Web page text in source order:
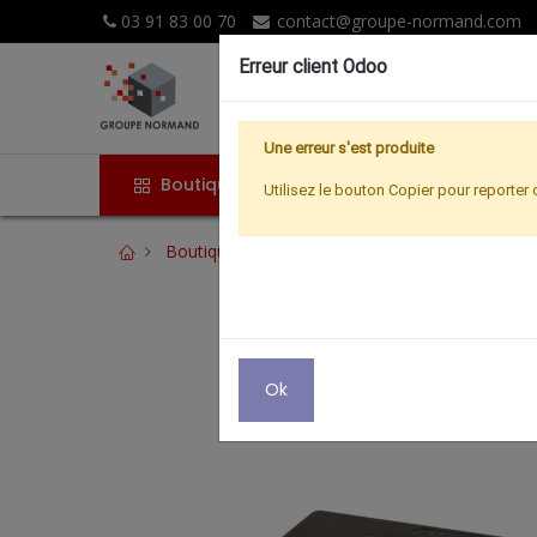
03 91 83 00 70 contact@groupe-normand.com
Boutique Accueil
Boutique
Erreur client Odoo
Une erreur s'est produite
Utilisez le bouton Copier pour reporter
Ok